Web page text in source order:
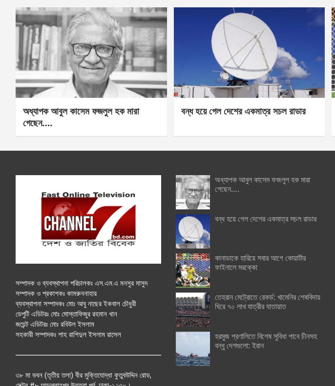
অধ্যাপক আবুল কাসেম ফজলুল হক মারা
গেছেন….
বন্ধ হয়ে গেল দেশের একমাত্র সচল রাডার
সম্পাদক ও ব্যবস্থাপনা পরিচালকঃ এস.এম.এ মনসুর মাসুদ
সম্পাদক ও প্রকাশকঃ কামরুননাহার
ব্যবস্থাপনা সম্পাদকঃ মোঃ আবু নাছের ইকবাল চৌধুরী
ডেপুটি এডিটরঃ মোঃ মোস্তাফিজুর রহমান খান
জয়েন্ট এডিটরঃ মোঃ রবিউল ইসলাম
সহকারী সম্পাদকঃ শাহ রাশিদুল ইসলাম রাসেল
৩৮ মা ভবন (তৃতীয় তলা) বীর মুক্তিযোদ্ধা কুতুবউদ্দিন রোড,
অধ্যাপক আবুল কাসেম ফজলুল হক মারা
গেছেন….
বন্ধ হয়ে গেল দেশের একমাত্র সচল রাডার
কানাডাকে হারিয়ে সবার আগে কোয়ার্টার
ফাইনালে মরক্কো
তেহরান মেট্রোতে রেকর্ড: খামেনির শেষবিদায়
ঘিরে ৭০ লাখ যাত্রীর যাতায়াত
হরমুজ প্রণালিতে বিশেষ সুবিধা পাবে চীনসহ
বন্ধু দেশগুলো: ইরান